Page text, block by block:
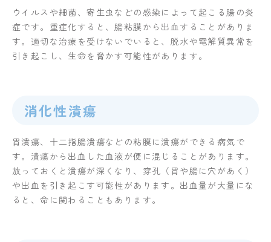
ウイルスや細菌、寄生虫などの感染によって起こる腸の炎
症です。重症化すると、腸粘膜から出血することがありま
す。適切な治療を受けないでいると、脱水や電解質異常を
引き起こし、生命を脅かす可能性があります。
消化性潰瘍
胃潰瘍、十二指腸潰瘍などの粘膜に潰瘍ができる病気で
す。潰瘍から出血した血液が便に混じることがあります。
放っておくと潰瘍が深くなり、穿孔（胃や腸に穴があく）
や出血を引き起こす可能性があります。出血量が大量にな
ると、命に関わることもあります。